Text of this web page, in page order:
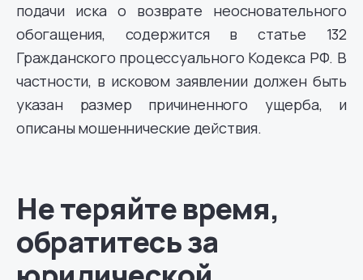
подачи иска о возврате неосновательного
обогащения, содержится в статье 132
Гражданского процессуального Кодекса РФ. В
частности, в исковом заявлении должен быть
указан размер причиненного ущерба, и
описаны мошеннические действия.
Не теряйте время,
обратитесь за